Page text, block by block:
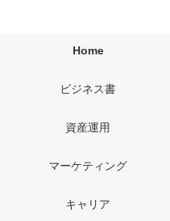
Home
ビジネス書
資産運用
マーケティング
キャリア